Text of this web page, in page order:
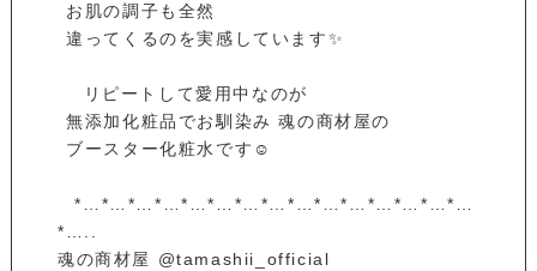
⁡ お肌の調子も全然⁡
⁡ 違ってくるのを実感しています✨⁡
⁡ ⁡ ⁡ リピートして愛用中なのが⁡
⁡ 無添加化粧品でお馴染み 魂の商材屋の⁡
⁡ ブースター化粧水です☺⁡
⁡ ⁡ *…*…*…*…*…*…*…*…*…*…*…*…*…*…*…
*…..⁡
魂の商材屋 @tamashii_official⁡